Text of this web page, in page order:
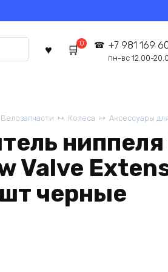
0 +7 981 169
пн-вс 12.00-
Велозапчасти Колеса Аксессуары
ниппеля
Valve
черные